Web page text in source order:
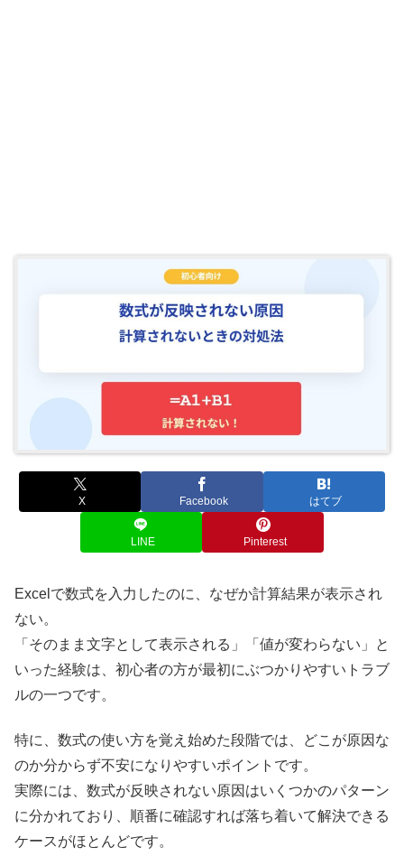
X Facebook はてブ
LINE Pinterest
Excelで数式を入力したのに、なぜか計算結果が表示され
ない。
「そのまま文字として表示される」「値が変わらない」と
いった経験は、初心者の方が最初にぶつかりやすいトラブ
ルの一つです。
特に、数式の使い方を覚え始めた段階では、どこが原因な
のか分からず不安になりやすいポイントです。
実際には、数式が反映されない原因はいくつかのパターン
に分かれており、順番に確認すれば落ち着いて解決できる
ケースがほとんどです。